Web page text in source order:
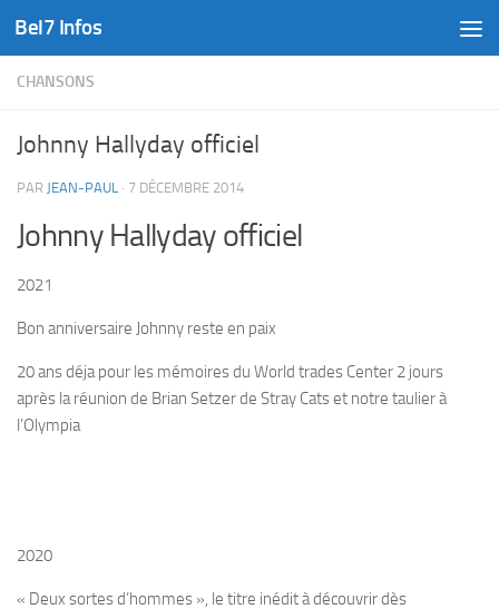
Skip to content
Bel7 Infos
CHANSONS
Johnny Hallyday officiel
PAR JEAN-PAUL · 7 DÉCEMBRE 2014
Johnny Hallyday officiel
2021
Bon anniversaire Johnny reste en paix
20 ans déja pour les mémoires du World trades Center 2 jours
après la réunion de Brian Setzer de Stray Cats et notre taulier à
l’Olympia
2020
« Deux sortes d’hommes », le titre inédit à découvrir dès